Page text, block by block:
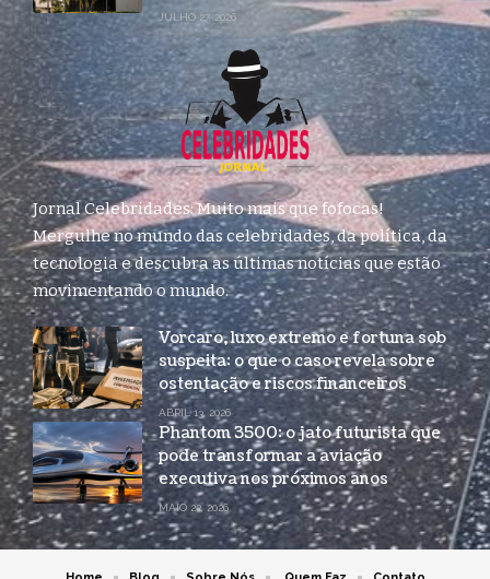
JULHO 27, 2026
Jornal Celebridades: Muito mais que fofocas!
Mergulhe no mundo das celebridades, da política, da
tecnologia e descubra as últimas notícias que estão
movimentando o mundo.
Vorcaro, luxo extremo e fortuna sob
suspeita: o que o caso revela sobre
ostentação e riscos financeiros
ABRIL 13, 2026
Phantom 3500: o jato futurista que
pode transformar a aviação
executiva nos próximos anos
MAIO 22, 2026